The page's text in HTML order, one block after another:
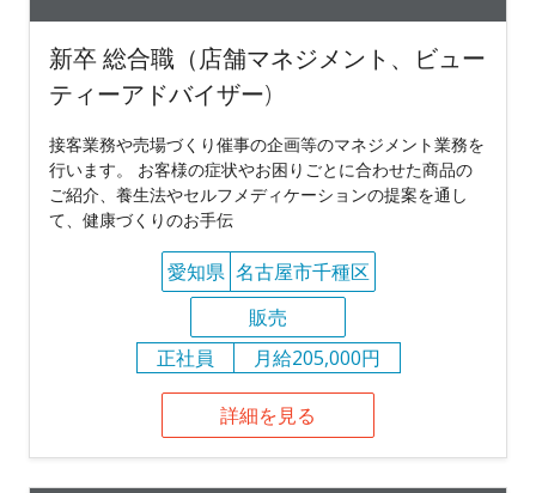
新卒 総合職（店舗マネジメント、ビュー
ティーアドバイザー)
接客業務や売場づくり催事の企画等のマネジメント業務を
行います。 お客様の症状やお困りごとに合わせた商品の
ご紹介、養生法やセルフメディケーションの提案を通し
て、健康づくりのお手伝
愛知県 名古屋市千種区
販売
正社員
月給205,000円
詳細を見る